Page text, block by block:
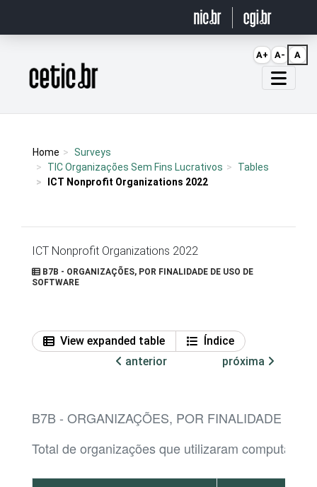
Página inicial
Home
Surveys
TIC Organizações Sem Fins Lucrativos
Tables
ICT Nonprofit Organizations 2022
ICT Nonprofit Organizations 2022
B7B - ORGANIZAÇÕES, POR FINALIDADE DE USO DE
SOFTWARE
View expanded table
Índice
anterior
próxima
B7B - ORGANIZAÇÕES, POR FINALIDADE DE
Total de organizações que utilizaram computador
A+ A- A